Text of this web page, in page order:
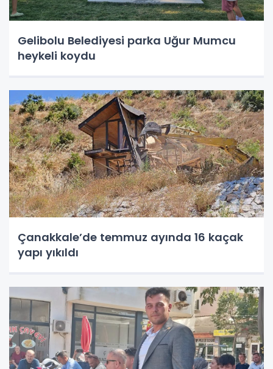
Gelibolu Belediyesi parka Uğur Mumcu
heykeli koydu
Çanakkale’de temmuz ayında 16 kaçak
yapı yıkıldı